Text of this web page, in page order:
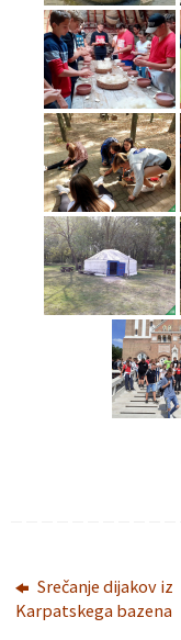
Srečanje dijakov iz
Karpatskega bazena